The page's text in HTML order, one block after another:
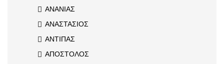
ΑΝΑΝΙΑΣ
ΑΝΑΣΤΑΣΙΟΣ
ΑΝΤΙΠΑΣ
ΑΠΟΣΤΟΛΟΣ